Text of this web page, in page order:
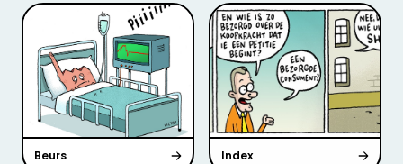
Beurs Index